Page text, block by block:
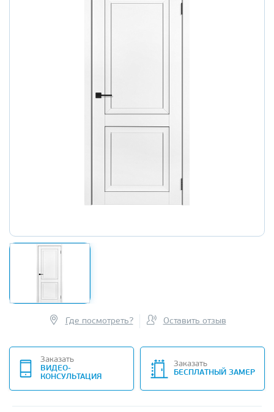
Где посмотреть? Оставить отзыв
Заказать
ВИДЕО-
КОНСУЛЬТАЦИЯ
Заказать
БЕСПЛАТНЫЙ ЗАМЕР